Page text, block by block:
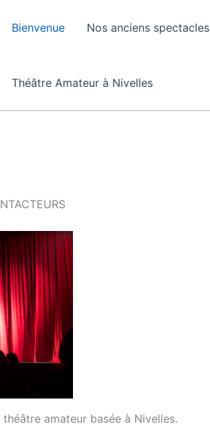
Bienvenue Nos anciens spectacles
Théâtre Amateur à Nivelles
amateur basée à Nivelles.